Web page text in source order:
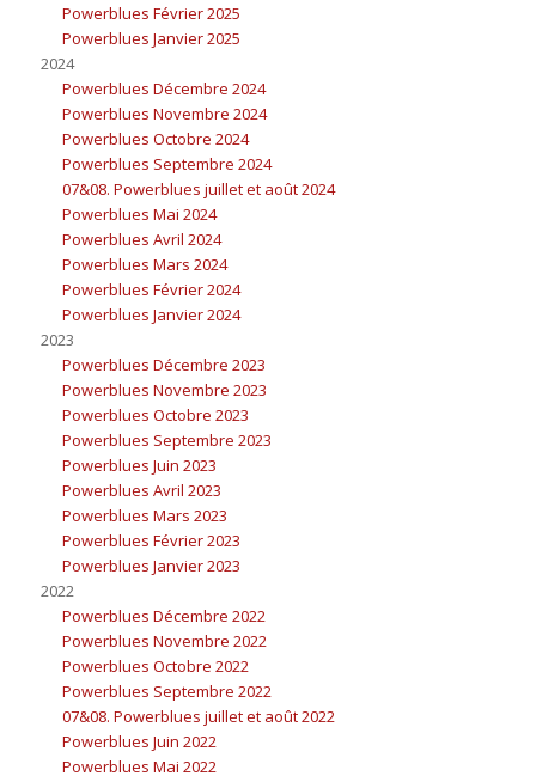
Powerblues Février 2025
Powerblues Janvier 2025
2024
Powerblues Décembre 2024
Powerblues Novembre 2024
Powerblues Octobre 2024
Powerblues Septembre 2024
07&08. Powerblues juillet et août 2024
Powerblues Mai 2024
Powerblues Avril 2024
Powerblues Mars 2024
Powerblues Février 2024
Powerblues Janvier 2024
2023
Powerblues Décembre 2023
Powerblues Novembre 2023
Powerblues Octobre 2023
Powerblues Septembre 2023
Powerblues Juin 2023
Powerblues Avril 2023
Powerblues Mars 2023
Powerblues Février 2023
Powerblues Janvier 2023
2022
Powerblues Décembre 2022
Powerblues Novembre 2022
Powerblues Octobre 2022
Powerblues Septembre 2022
07&08. Powerblues juillet et août 2022
Powerblues Juin 2022
Powerblues Mai 2022